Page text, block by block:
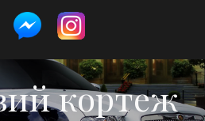
кортеж